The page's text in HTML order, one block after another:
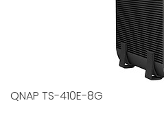
QNAP TS-410E-8G